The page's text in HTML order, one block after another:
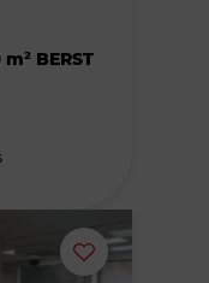
BERST
Ajouter